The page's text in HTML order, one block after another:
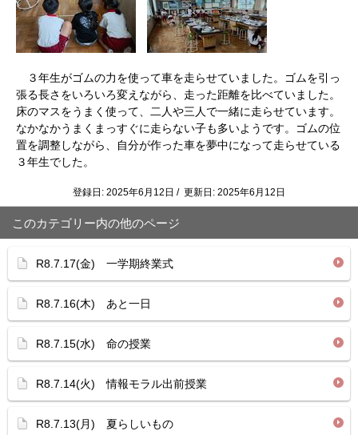
３年生がゴムの力を使って車を走らせていました。ゴムを引っ
張る長さをいろいろ変えながら、走った距離を比べていました。
床のマスをうまく使って、二人や三人で一緒に走らせています。
なかなかうまくまっすぐに走らない子も多いようです。ゴムの位
置を調整しながら、自分が作った車を夢中になって走らせている
３年生でした。
登録日: 2025年6月12日 / 更新日: 2025年6月12日
このカテゴリー内の他のページ
R8.7.17(金) 一学期終業式
R8.7.16(木) あと一日
R8.7.15(水) 命の授業
R8.7.14(火) 情報モラル出前授業
R8.7.13(月) 夏らしいもの